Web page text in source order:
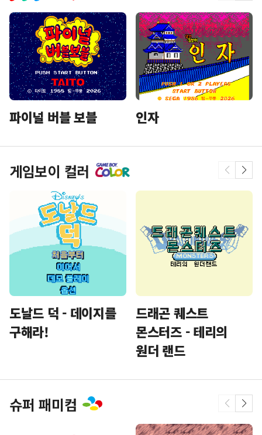
파이널 버블 보블 인자
게임보이 컬러
도날드 덕 - 데이지를
구해라!
드래곤 퀘스트
몬스터즈 - 테리의
원더 랜드
슈퍼 패미컴